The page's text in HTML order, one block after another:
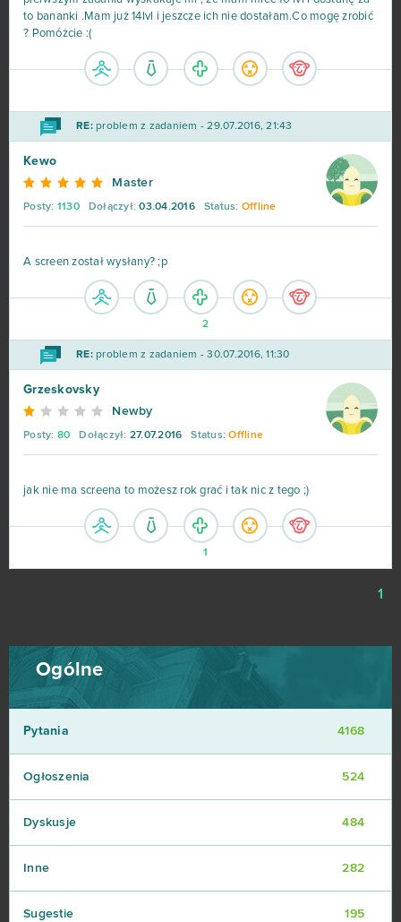
to bananki .Mam już 14lvl i jeszcze ich nie dostałam.Co mogę zrobić
? Pomóżcie :(
RE:problem z zadaniem - 29.07.2016, 21:43
Kewo
Master
Posty: 1130 Dołączył: 03.04.2016 Status: Offline
A screen został wysłany? ;p
2
RE:problem z zadaniem - 30.07.2016, 11:30
Grzeskovsky
Newby
Posty: 80 Dołączył: 27.07.2016 Status: Offline
jak nie ma screena to możesz rok grać i tak nic z tego ;)
1
1
Ogólne
Pytania 4168
Ogłoszenia 524
Dyskusje 484
Inne 282
Sugestie 195